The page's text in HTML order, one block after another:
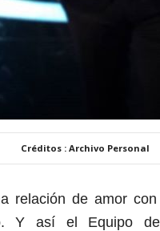
Créditos : Archivo Personal
relación de amor
Y así el Equipo